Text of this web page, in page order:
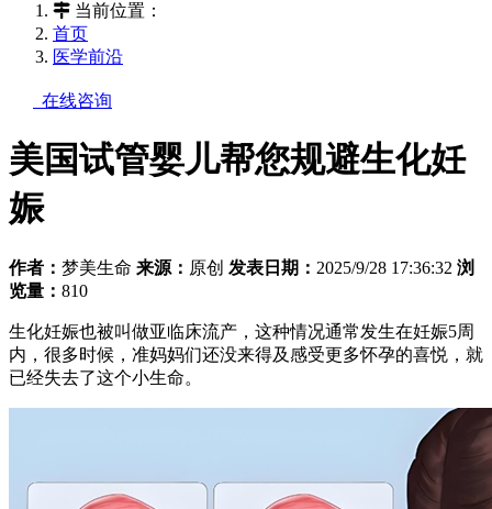
当前位置：
首页
医学前沿
在线咨询
美国试管婴儿帮您规避生化妊
娠
作者： 梦美生命 来源： 原创 发表日期： 2025/9/28 17:36:32 浏
览量： 810
生化妊娠也被叫做亚临床流产，这种情况通常发生在妊娠5周
内，很多时候，准妈妈们还没来得及感受更多怀孕的喜悦，就
已经失去了这个小生命。